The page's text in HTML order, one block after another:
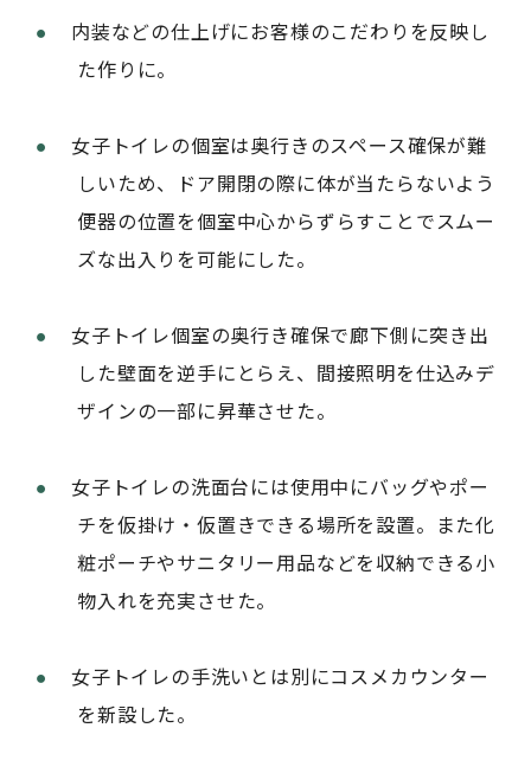
内装などの仕上げにお客様のこだわりを反映し
た作りに。
女子トイレの個室は奥行きのスペース確保が難
しいため、ドア開閉の際に体が当たらないよう
便器の位置を個室中心からずらすことでスムー
ズな出入りを可能にした。
女子トイレ個室の奥行き確保で廊下側に突き出
した壁面を逆手にとらえ、間接照明を仕込みデ
ザインの一部に昇華させた。
女子トイレの洗面台には使用中にバッグやポー
チを仮掛け・仮置きできる場所を設置。また化
粧ポーチやサニタリー用品などを収納できる小
物入れを充実させた。
女子トイレの手洗いとは別にコスメカウンター
を新設した。